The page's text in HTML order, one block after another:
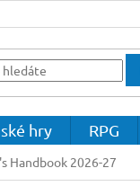
hry RPG
Handbook 2026-27